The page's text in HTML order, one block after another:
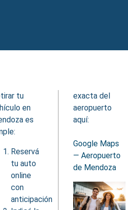
tu
en
es
Reservá
tu auto
online
con
anticipación
exacta del
aeropuerto
aquí:
Google Maps
— Aeropuerto
de Mendoza